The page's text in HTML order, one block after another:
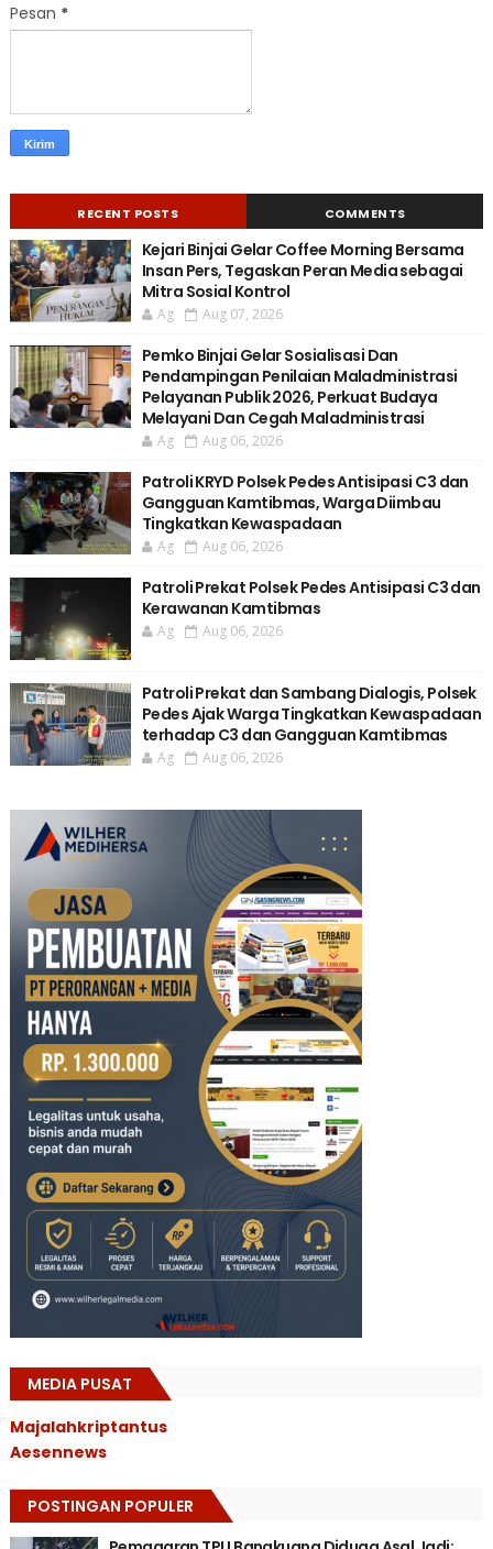
Pesan *
RECENT POSTS COMMENTS
Kejari Binjai Gelar Coffee Morning Bersama
Insan Pers, Tegaskan Peran Media sebagai
Mitra Sosial Kontrol
Ag Aug 07, 2026
Pemko Binjai Gelar Sosialisasi Dan
Pendampingan Penilaian Maladministrasi
Pelayanan Publik 2026, Perkuat Budaya
Melayani Dan Cegah Maladministrasi
Ag Aug 06, 2026
Patroli KRYD Polsek Pedes Antisipasi C3 dan
Gangguan Kamtibmas, Warga Diimbau
Tingkatkan Kewaspadaan
Ag Aug 06, 2026
Patroli Prekat Polsek Pedes Antisipasi C3 dan
Kerawanan Kamtibmas
Ag Aug 06, 2026
Patroli Prekat dan Sambang Dialogis, Polsek
Pedes Ajak Warga Tingkatkan Kewaspadaan
terhadap C3 dan Gangguan Kamtibmas
Ag Aug 06, 2026
MEDIA PUSAT
Majalahkriptantus
Aesennews
POSTINGAN POPULER